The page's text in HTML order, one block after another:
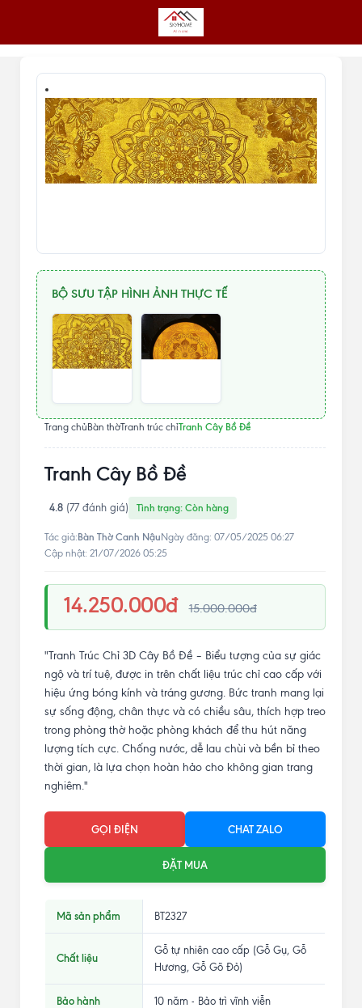
BỘ SƯU TẬP HÌNH ẢNH THỰC TẾ
Trang chủ Bàn thờTranh trúc chỉTranh Cây Bồ Đề
Tranh Cây Bồ Đề
4.8 (77 đánh giá) Tình trạng: Còn hàng
Tác giả:Bàn Thờ Canh Nậu Ngày đăng: 07/05/2025 06:27
Cập nhật: 21/07/2026 05:25
14.250.000đ 15.000.000đ
"Tranh Trúc Chỉ 3D Cây Bồ Đề – Biểu tượng của sự giác
ngộ và trí tuệ, được in trên chất liệu trúc chỉ cao cấp với
hiệu ứng bóng kính và tráng gương. Bức tranh mang lại
sự sống động, chân thực và có chiều sâu, thích hợp treo
trong phòng thờ hoặc phòng khách để thu hút năng
lượng tích cực. Chống nước, dễ lau chùi và bền bỉ theo
thời gian, là lựa chọn hoàn hảo cho không gian trang
nghiêm."
GỌI ĐIỆN CHAT ZALO
ĐẶT MUA
Mã sản phẩm BT2327
Chất liệu
Gỗ tự nhiên cao cấp (Gỗ Gụ, Gỗ
Hương, Gỗ Gõ Đỏ)
Bảo hành 10 năm - Bảo trì vĩnh viễn